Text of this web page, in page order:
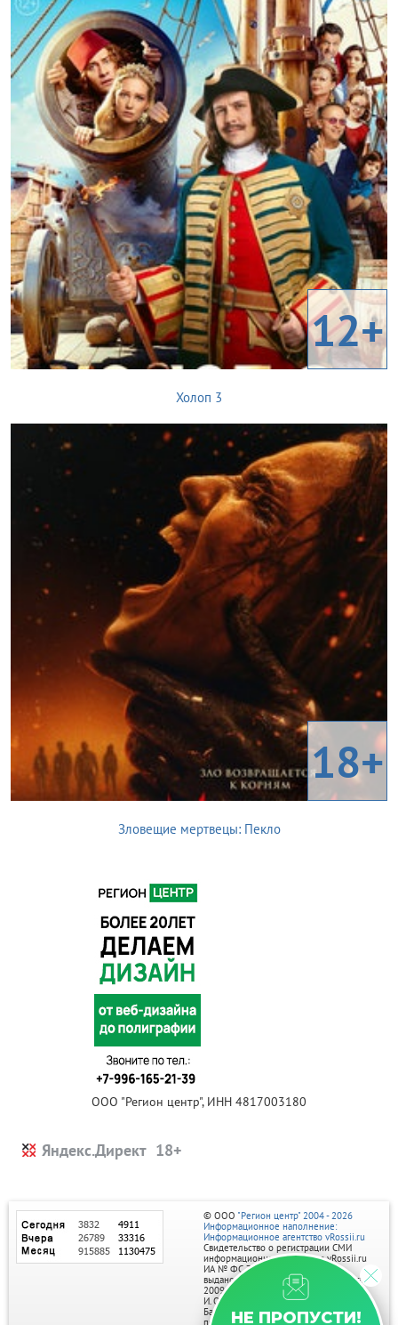
12+
Холоп 3
18+
Зловещие мертвецы: Пекло
ООО "Регион центр", ИНН 4817003180
Яндекс.Директ
НЕ ПРОПУСТИ!
© ООО "Регион центр" 2004 - 2026
Информационное наполнение:
Информационное агентство vRossii.ru
Свидетельство о регистрации СМИ
информационного агентства vRossii.ru
ИА № ФС 77‑35502
выдано РОСКОМНАДЗОРом 04 марта
2009г.
И. О. Главного редактора Нарыков А. Н.
Баннеры на портале размещаются на
правах рекламы.